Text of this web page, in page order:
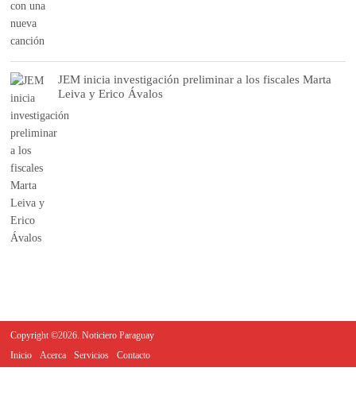
JEM inicia investigación preliminar a los fiscales Marta
Leiva y Erico Ávalos
Copyright ©2026. Noticiero Paraguay
Inicio
Acerca Servicios Contacto